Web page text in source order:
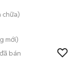
chữa)
mới)
đã bán